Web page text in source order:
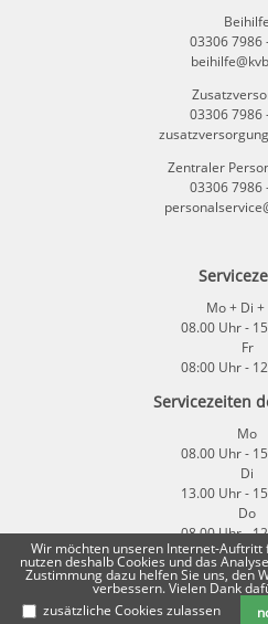
Beihilfe
03306 7986
03306 7986
Zentraler
03306 7986
Mo + Di +
08.00 Uhr -
Fr
08:00 Uhr -
Servicezeiten
Mo
08.00 Uhr -
Di
13.00 Uhr -
Do
08.00 Uhr -
Fr
08:00 Uhr -
Impressum
Wir möchten unseren Internet-
nutzen deshalb Cookies und das
Zustimmung dazu helfen Sie uns, den
verbessern. Vielen Dank
zusätzliche Cookies zulassen